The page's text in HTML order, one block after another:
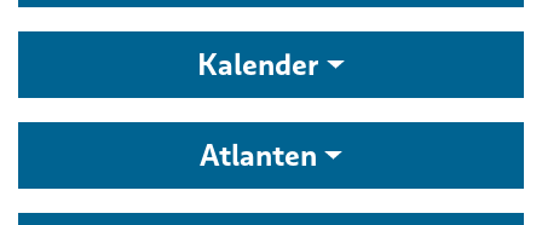
Kalender
Atlanten